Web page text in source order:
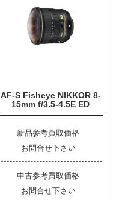
AF-S Fisheye NIKKOR 8-
15mm f/3.5-4.5E ED
新品参考買取価格
お問合せ下さい
中古参考買取価格
お問合せ下さい